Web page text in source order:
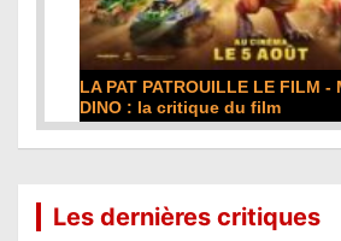
LA PAT PATROUILLE LE FILM -
DINO : la critique du film
Les dernières critiques